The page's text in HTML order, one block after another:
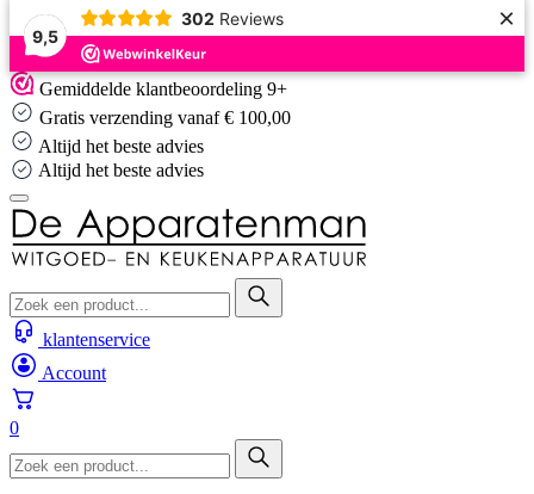
9,5
302 Reviews ×
Skip
to
content
Gemiddelde klantbeoordeling 9+
Gratis verzending vanaf € 100,00
Altijd het beste advies
Altijd het beste advies
klantenservice
Account
0